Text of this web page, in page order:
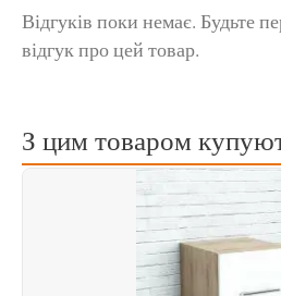
Відгуків поки немає. Будьте
відгук про цей товар.
З цим товаром